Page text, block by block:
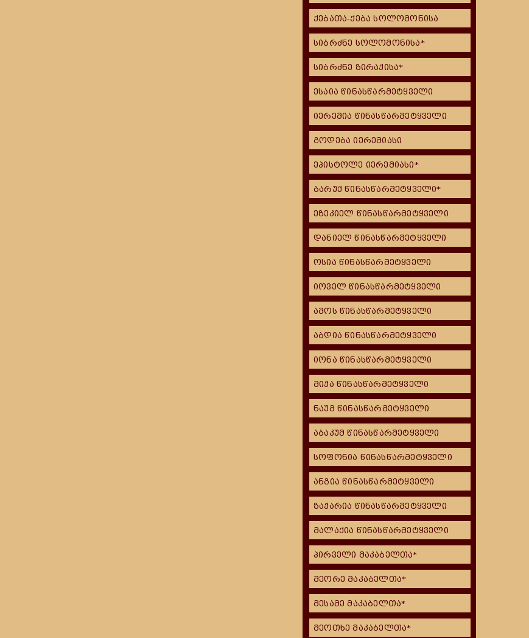
ქებათა-ქება სოლომონისა
სიბრძნე სოლომონისა*
სიბრძნე ზირაქისა*
ესაია წინასწარმეტყველი
იერემია წინასწარმეტყველი
გოდება იერემიასი
ეპისტოლე იერემიასი*
ბარუქ წინასწარმეტყველი*
ეზეკიელ წინასწარმეტყველი
დანიელ წინასწარმეტყველი
ოსია წინასწარმეტყველი
იოველ წინასწარმეტყველი
ამოს წინასწარმეტყველი
აბდია წინასწარმეტყველი
იონა წინასწარმეტყველი
მიქა წინასწარმეტყველი
ნაუმ წინასწარმეტყველი
აბაკუმ წინასწარმეტყველი
სოფონია წინასწარმეტყველი
ანგია წინასწარმეტყველი
ზაქარია წინასწარმეტყველი
მალაქია წინასწარმეტყველი
პირველი მაკაბელთა*
მეორე მაკაბელთა*
მესამე მაკაბელთა*
მეოთხე მაკაბელთა*